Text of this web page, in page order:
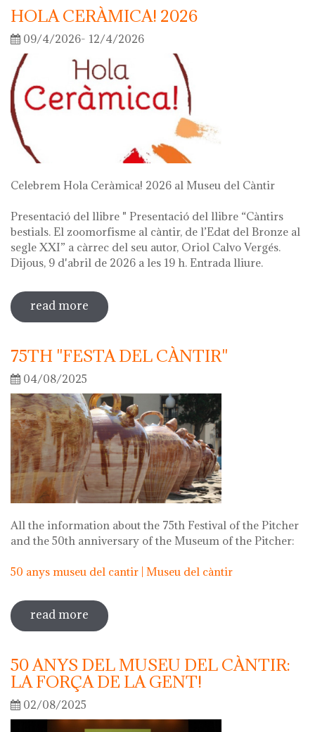
HOLA CERÀMICA! 2026
09/4/2026- 12/4/2026
Celebrem Hola Ceràmica! 2026 al Museu del Càntir
Presentació del llibre " Presentació del llibre “Càntirs
bestials. El zoomorfisme al càntir, de l’Edat del Bronze al
segle XXI” a càrrec del seu autor, Oriol Calvo Vergés.
Dijous, 9 d'abril de 2026 a les 19 h. Entrada lliure.
read more sobre hola ceràmica! 2026
75TH "FESTA DEL CÀNTIR"
04/08/2025
All the information about the 75th Festival of the Pitcher
and the 50th anniversary of the Museum of the Pitcher:
50 anys museu del cantir | Museu del càntir
read more sobre 75th "festa del càntir"
50 ANYS DEL MUSEU DEL CÀNTIR:
LA FORÇA DE LA GENT!
02/08/2025